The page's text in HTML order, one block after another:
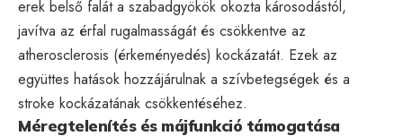
erek belső falát a szabadgyökök okozta károsodástól,
javítva az érfal rugalmasságát és csökkentve az
atherosclerosis (érkeményedés) kockázatát. Ezek az
együttes hatások hozzájárulnak a szívbetegségek és a
stroke kockázatának csökkentéséhez.
Méregtelenítés és májfunkció támogatása